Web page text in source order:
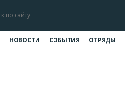
НОВОСТИ СОБЫТИЯ ОТРЯДЫ